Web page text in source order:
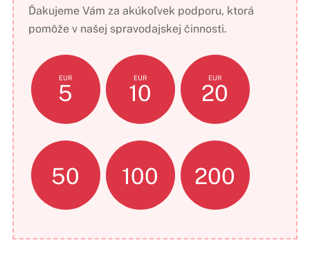
Ďakujeme Vám za akúkoľvek podporu, ktorá
pomôže v našej spravodajskej činnosti.
EUR
5
EUR
10
EUR
20
50 100 200